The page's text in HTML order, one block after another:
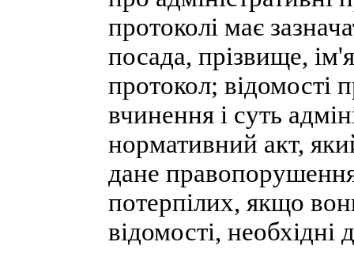
протоколі має
посада, прізвище,
протокол; відомості
вчинення і суть
нормативний акт,
дане
потерпілих, якщо
відомості,